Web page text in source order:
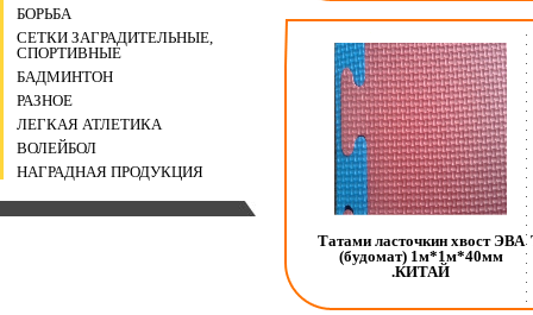
БОРЬБА
СЕТКИ ЗАГРАДИТЕЛЬНЫЕ,
СПОРТИВНЫЕ
БАДМИНТОН
РАЗНОЕ
ЛЕГКАЯ АТЛЕТИКА
ВОЛЕЙБОЛ
НАГРАДНАЯ ПРОДУКЦИЯ
Татами ласточкин хвост ЭВА
(будомат) 1м*1м*40мм
.КИТАЙ